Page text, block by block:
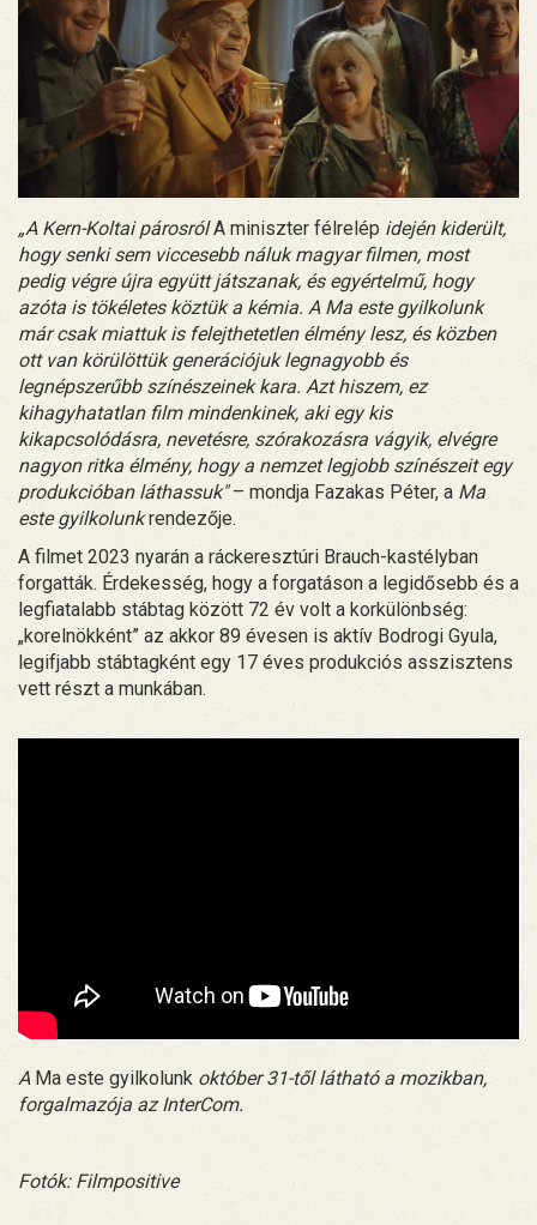
„A Kern-Koltai párosrólA miniszter félrelép idején kiderült,
hogy senki sem viccesebb náluk magyar filmen, most
pedig végre újra együtt játszanak, és egyértelmű, hogy
azóta is tökéletes köztük a kémia. A Ma este gyilkolunk
már csak miattuk is felejthetetlen élmény lesz, és közben
ott van körülöttük generációjuk legnagyobb és
legnépszerűbb színészeinek kara. Azt hiszem, ez
kihagyhatatlan film mindenkinek, aki egy kis
kikapcsolódásra, nevetésre, szórakozásra vágyik, elvégre
nagyon ritka élmény, hogy a nemzet legjobb színészeit egy
produkcióban láthassuk"– mondja Fazakas Péter, a Ma
este gyilkolunkrendezője.
A filmet 2023 nyarán a ráckeresztúri Brauch-kastélyban
forgatták. Érdekesség, hogy a forgatáson a legidősebb és a
legfiatalabb stábtag között 72 év volt a korkülönbség:
„korelnökként” az akkor 89 évesen is aktív Bodrogi Gyula,
legifjabb stábtagként egy 17 éves produkciós asszisztens
vett részt a munkában.
A Ma este gyilkolunk október 31-től látható a mozikban,
forgalmazója az InterCom.
Fotók: Filmpositive